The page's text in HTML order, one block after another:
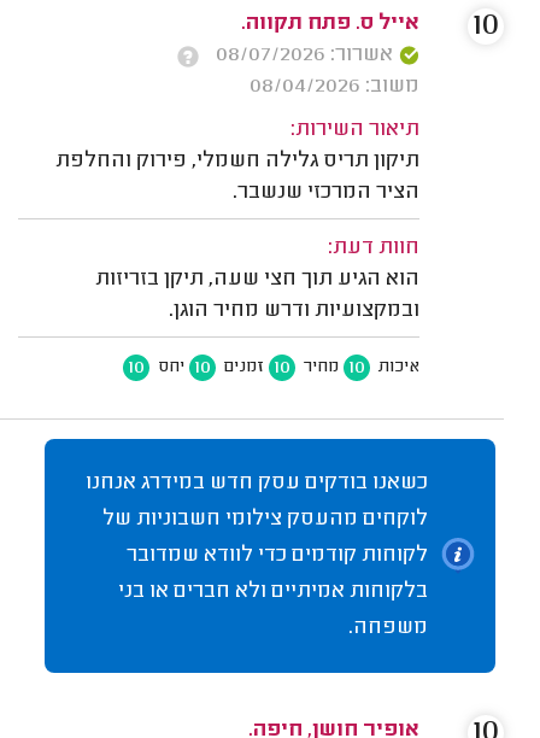
אייל ס. פתח תקווה.
אשרור: 08/07/2026
משוב: 08/04/2026
תיאור השירות:
תיקון תריס גלילה חשמלי, פירוק והחלפת
הציר המרכזי שנשבר.
חוות דעת:
הוא הגיע תוך חצי שעה, תיקן בזריזות
ובמקצועיות ודרש מחיר הוגן.
איכות 10 מחיר 10 זמנים 10 יחס 10
10
כשאנו בודקים עסק חדש במידרג אנחנו
לוקחים מהעסק צילומי חשבוניות של
לקוחות קודמים כדי לוודא שמדובר
בלקוחות אמיתיים ולא חברים או בני
משפחה.
אופיר חושן, חיפה.